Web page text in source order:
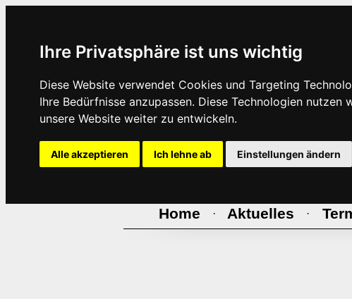
Ihre Privatsphäre ist uns wichtig
Diese Website verwendet Cookies und Targeting
Ihre Bedürfnisse anzupassen. Diese Technologien
unsere Website weiter zu entwickeln.
Alle akzeptieren Ich lehne ab Einstellungen ändern
Home · Aktuelles ·